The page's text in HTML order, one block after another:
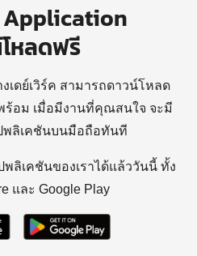
หลดฟรี
เดย์เวิร์ค สามารถดาวน์โหลด
ร้อม เมื่อมีงานที่คุณสนใจ จะมี
พลิเคชันบนมือถือทันที
พลิเคชันของเราได้แล้ววันนี้ ทั้ง
และ Google Play